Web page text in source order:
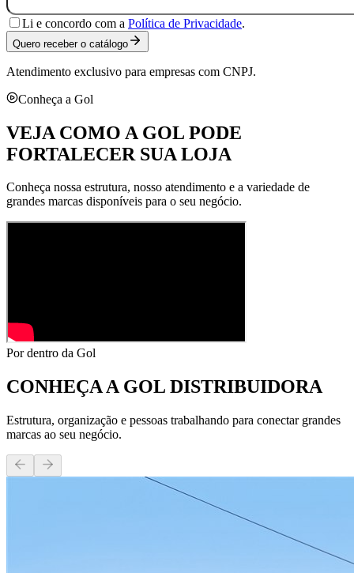
Li e concordo com a Política de Privacidade.
Quero receber o catálogo
Atendimento exclusivo para empresas com CNPJ.
Conheça a Gol
VEJA COMO A GOL PODE
FORTALECER SUA LOJA
Conheça nossa estrutura, nosso atendimento e a variedade de
grandes marcas disponíveis para o seu negócio.
Por dentro da Gol
CONHEÇA AGOL DISTRIBUIDORA
Estrutura, organização e pessoas trabalhando para conectar grandes
marcas ao seu negócio.